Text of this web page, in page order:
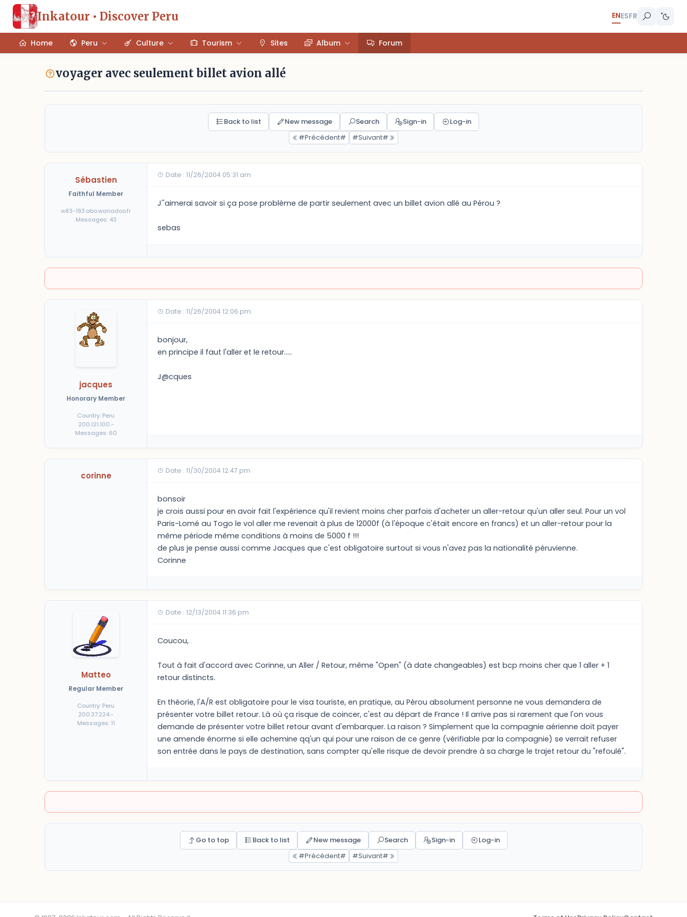
Inkatour • Discover Peru ENESFR
Home Peru Culture Tourism Sites Album Forum
voyager avec seulement billet avion allé
Back to list New message Search Sign-in
Log-in
#Précédent#
#Suivant#
Sébastien
Faithful Member
w83-193.abo.wanadoo.fr
Messages: 43
Date : 11/26/2004 05:31 am
J''aimerai savoir si ça pose problème de partir seulement avec un billet avion allé au Pérou ?
sebas
jacques
Honorary Member
Country: Peru
200.121.100.-
Messages: 60
Date : 11/26/2004 12:06 pm
bonjour,
en principe il faut l'aller et le retour.....
J@cques
corinne Date : 11/30/2004 12:47 pm
bonsoir
je crois aussi pour en avoir fait l'expérience qu'il revient moins cher parfois d'acheter un aller-retour qu'un aller seul. Pour un vol
Paris-Lomé au Togo le vol aller me revenait à plus de 12000f (à l'époque c'était encore en francs) et un aller-retour pour la
même période même conditions à moins de 5000 f !!!
de plus je pense aussi comme Jacques que c'est obligatoire surtout si vous n'avez pas la nationalité péruvienne.
Corinne
Matteo
Regular Member
Country: Peru
200.37.224.-
Messages: 11
Date : 12/13/2004 11:36 pm
Coucou,
Tout à fait d'accord avec Corinne, un Aller / Retour, même "Open" (à date changeables) est bcp moins cher que 1 aller + 1
retour distincts.
En théorie, l'A/R est obligatoire pour le visa touriste, en pratique, au Pérou absolument personne ne vous demandera de
présenter votre billet retour. Là où ça risque de coincer, c'est au départ de France ! Il arrive pas si rarement que l'on vous
demande de présenter votre billet retour avant d'embarquer. La raison ? Simplement que la compagnie aérienne doit payer
une amende énorme si elle achemine qq'un qui pour une raison de ce genre (vérifiable par la compagnie) se verrait refuser
son entrée dans le pays de destination, sans compter qu'elle risque de devoir prendre à sa charge le trajet retour du "refoulé".
Go to top Back to list New message Search Sign-in
Log-in
#Précédent#
#Suivant#